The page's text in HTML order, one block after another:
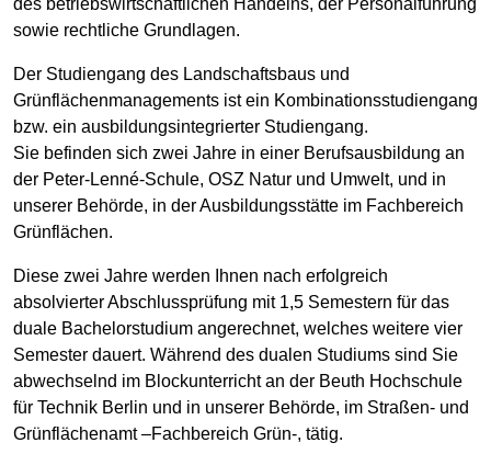
des betriebswirtschaftlichen Handelns, der Personalführung
sowie rechtliche Grundlagen.
Der Studiengang des Landschaftsbaus und
Grünflächenmanagements ist ein Kombinationsstudiengang
bzw. ein ausbildungsintegrierter Studiengang.
Sie befinden sich zwei Jahre in einer Berufsausbildung an
der Peter-Lenné-Schule, OSZ Natur und Umwelt, und in
unserer Behörde, in der Ausbildungsstätte im Fachbereich
Grünflächen.
Diese zwei Jahre werden Ihnen nach erfolgreich
absolvierter Abschlussprüfung mit 1,5 Semestern für das
duale Bachelorstudium angerechnet, welches weitere vier
Semester dauert. Während des dualen Studiums sind Sie
abwechselnd im Blockunterricht an der Beuth Hochschule
für Technik Berlin und in unserer Behörde, im Straßen- und
Grünflächenamt –Fachbereich Grün-, tätig.